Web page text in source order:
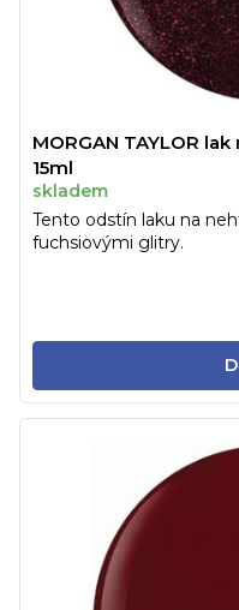
MORGAN TAYLOR
15ml
skladem
Tento odstín laku na
fuchsiovými glitry.